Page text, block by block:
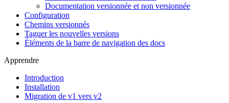
Documentation versionnée et non versionnée
Configuration
Chemins versionnés
Taguer les nouvelles versions
Éléments de la barre de navigation des docs
Apprendre
Introduction
Installation
Migration de v1 vers v2